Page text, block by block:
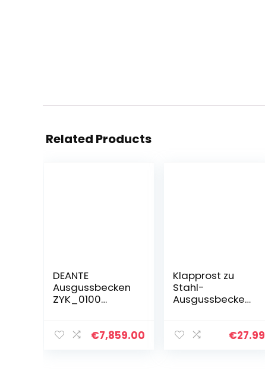
Related Products
DEANTE
Ausgussbecken
ZYK_0100
€7,859.00
Klapprost zu
Stahl-
Ausgussbecken
Keller |
€27.99